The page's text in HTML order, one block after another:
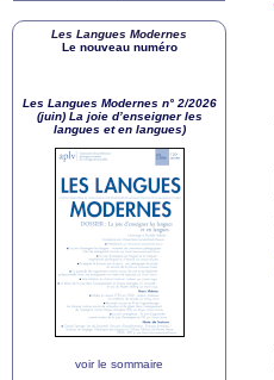
Les Langues Modernes
Le nouveau numéro
Les Langues Modernes n° 2/2026
(juin) La joie d’enseigner les
langues et en langues)
voir le sommaire